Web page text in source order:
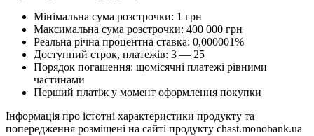
Мінімальна сума розстрочки: 1 грн
Максимальна сума розстрочки: 400 000 грн
Реальна річна процентна ставка: 0,000001%
Доступний строк, платежів: 3 — 25
Порядок погашення: щомісячні платежі рівними
частинами
Перший платіж у момент оформлення покупки
Інформація про істотні характеристики продукту та
попередження розміщені на сайті продукту chast.monobank.ua